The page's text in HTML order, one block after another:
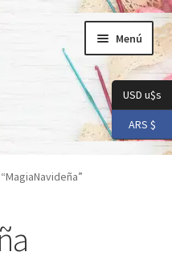
Menú
USD u$s
ARS $